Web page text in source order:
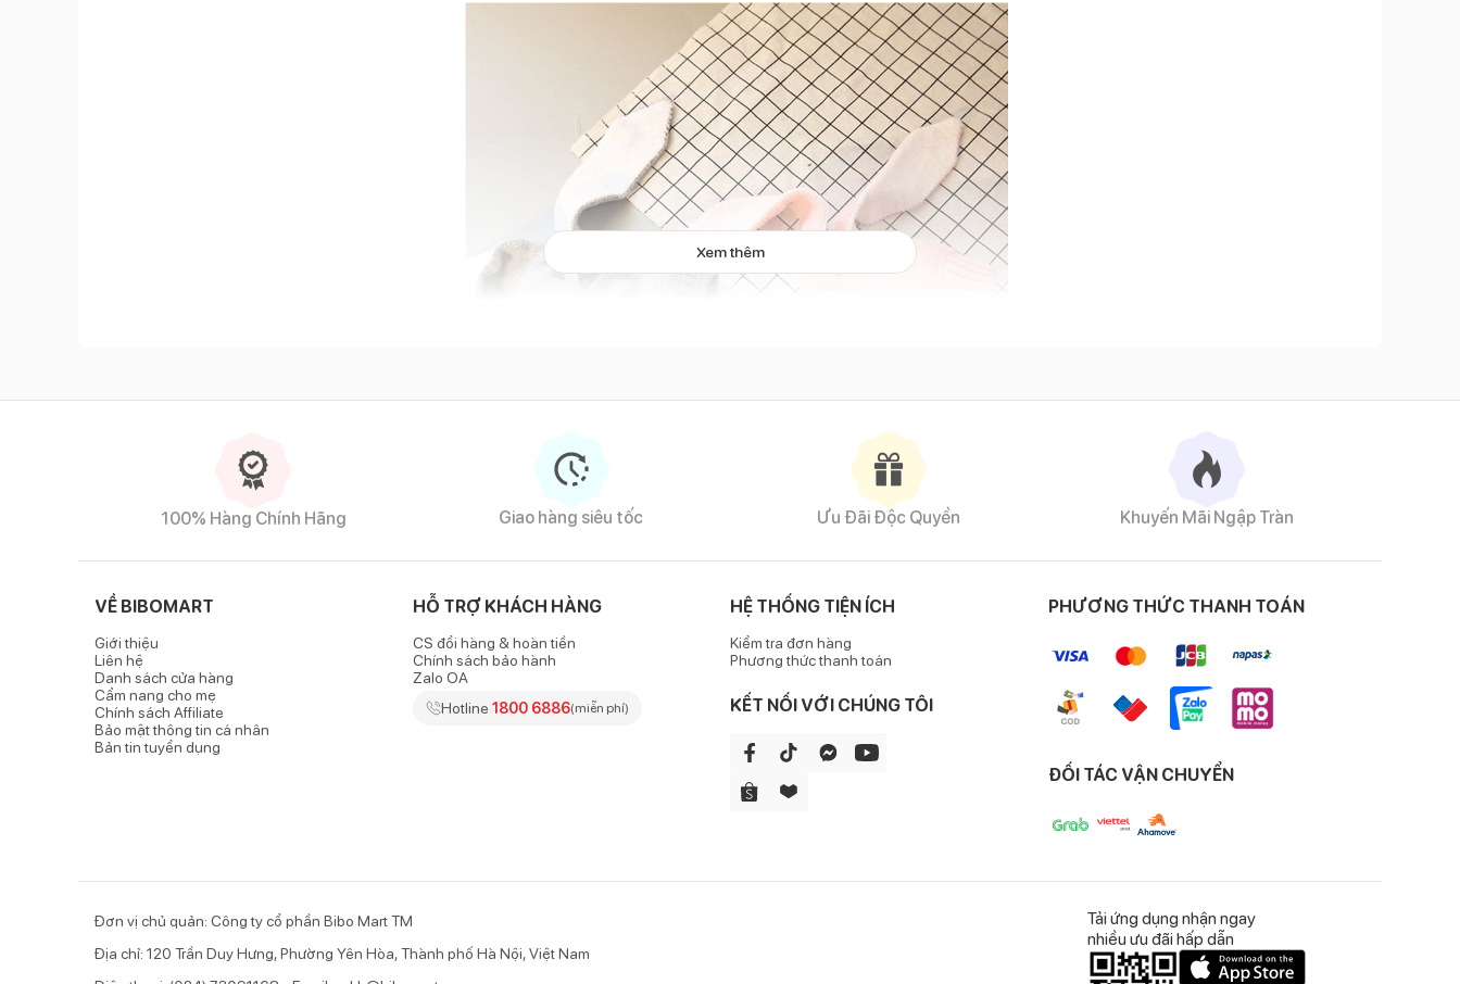
Đặc điểm nổi bật của sản phẩm
Chất liệu len mềm mại, ấm áp
Mũ len trẻ em tai thỏ
dài được làm từ chất liệu len cotton ấm áp, dày dặn, an toàn với làn da mỏng manh của bé yêu. Vải len với từng đường đan chắc chắn, nhẹ nhàng và êm ái,
không gây xổ lông hay cảm giác ngứa ngáy, khó chịu, cho bé những trải nghiệm tuyệt vời mỗi khi đội.
Giữ cho bé luôn được ấm áp
- Mũ len thiết kế dáng chụp tiện lợi, không chỉ bảo vệ phần đầu của bé mà cả các bộ phận xung quanh như tai, gáy, thái dương cũng được bảo vệ ấm áp, thích hợp khi bé di
Xem thêm
100% Hàng Chính Hãng Giao hàng siêu tốc Ưu Đãi Độc Quyền Khuyến Mãi Ngập Tràn
VỀ BIBOMART
Giới thiệu
Liên hệ
Danh sách cửa hàng
Cẩm nang cho mẹ
Chính sách Affiliate
Bảo mật thông tin cá nhân
Bản tin tuyển dụng
HỖ TRỢ KHÁCH HÀNG
CS đổi hàng & hoàn tiền
Chính sách bảo hành
Zalo OA
Hotline 1800 6886(miễn phí)
HỆ THỐNG TIỆN ÍCH
Kiểm tra đơn hàng
Phương thức thanh toán
KẾT NỐI VỚI CHÚNG TÔI
PHƯƠNG THỨC THANH TOÁN
ĐỐI TÁC VẬN CHUYỂN
Đơn vị chủ quản: Công ty cổ phần Bibo Mart TM
Địa chỉ: 120 Trần Duy Hưng, Phường Yên Hòa, Thành phố Hà Nội, Việt Nam
Tải ứng dụng nhận ngay
nhiều ưu đãi hấp dẫn